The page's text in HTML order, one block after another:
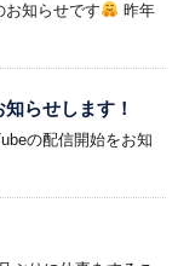
お知らせです
昨年
らせします！
の配信開始をお知